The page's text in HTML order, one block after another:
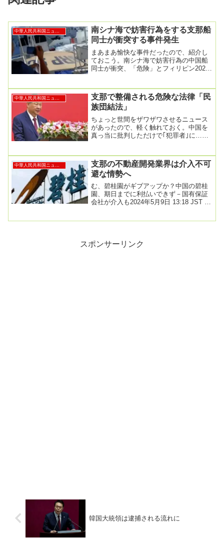
中華人民共和国ニュース
南シナ海で妨害行為をする支那船
同士が衝突する事件発生
まあまあ愉快な事件だったので、紹介し
ておこう。南シナ海で妨害行為の中国船
同士が衝突、「危険」とフィリピン2025
中華人民共和国ニュース
支那で整備される危険な法律「民
族団結法」
ちょっと世間をザワザワさせるニュース
があったので、軽く触れておく。中国を
真っ当に批判しただけで｢犯罪者｣に…習
中華人民共和国ニュース
支那の不動産開発業界は介入不可
避な情勢へ
む、碧桂園がギブアップか？中国の碧桂
園、期日までに利払いできず－国有保証
会社が介入も2024年5月9日 13:18 JST 更
スポンサーリンク
韓国大統領は逮捕される流れに